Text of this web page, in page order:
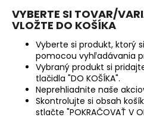
VYBERTE SI TOVAR/
VLOŽTE DO KOŠÍKA
Vyberte si produkt, ktorý
pomocou vyhľadávania
Vybraný produkt si
tlačidla "DO KOŠÍKA".
Neprehliadnite naše
Skontrolujte si obsah
stlačte "POKRAČOVAŤ V
r
e